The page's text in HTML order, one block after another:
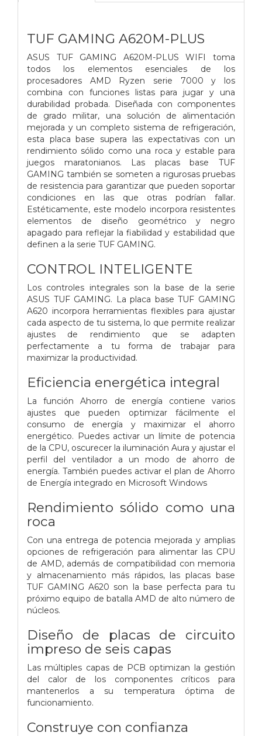
TUF GAMING A620M-PLUS
ASUS TUF GAMING A620M-PLUS WIFI toma
todos los elementos esenciales de los
procesadores AMD Ryzen serie 7000 y los
combina con funciones listas para jugar y una
durabilidad probada. Diseñada con componentes
de grado militar, una solución de alimentación
mejorada y un completo sistema de refrigeración,
esta placa base supera las expectativas con un
rendimiento sólido como una roca y estable para
juegos maratonianos. Las placas base TUF
GAMING también se someten a rigurosas pruebas
de resistencia para garantizar que pueden soportar
condiciones en las que otras podrían fallar.
Estéticamente, este modelo incorpora resistentes
elementos de diseño geométrico y negro
apagado para reflejar la fiabilidad y estabilidad que
definen a la serie TUF GAMING.
CONTROL INTELIGENTE
Los controles integrales son la base de la serie
ASUS TUF GAMING. La placa base TUF GAMING
A620 incorpora herramientas flexibles para ajustar
cada aspecto de tu sistema, lo que permite realizar
ajustes de rendimiento que se adapten
perfectamente a tu forma de trabajar para
maximizar la productividad.
Eficiencia energética integral
La función Ahorro de energía contiene varios
ajustes que pueden optimizar fácilmente el
consumo de energía y maximizar el ahorro
energético. Puedes activar un límite de potencia
de la CPU, oscurecer la iluminación Aura y ajustar el
perfil del ventilador a un modo de ahorro de
energía. También puedes activar el plan de Ahorro
de Energía integrado en Microsoft Windows
Rendimiento sólido como una
roca
Con una entrega de potencia mejorada y amplias
opciones de refrigeración para alimentar las CPU
de AMD, además de compatibilidad con memoria
y almacenamiento más rápidos, las placas base
TUF GAMING A620 son la base perfecta para tu
próximo equipo de batalla AMD de alto número de
núcleos.
Diseño de placas de circuito
impreso de seis capas
Las múltiples capas de PCB optimizan la gestión
del calor de los componentes críticos para
mantenerlos a su temperatura óptima de
funcionamiento.
Construye con confianza